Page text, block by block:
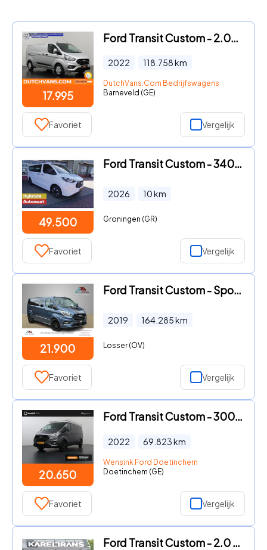
17.995
Ford Transit Custom - 2.0TDCi 130PK Lang | Werkplaatinrichting | Navigatie | Camer
2022 118.758km
DutchVans.Com Bedrijfswagens
Barneveld (GE)
Favoriet Vergelijk
49.500
Ford Transit Custom - 340L 2.5 PHEV 233PK L2H1 Trend 9 Persoons PHEV Automaat Nr.
2026 10km
Groningen (GR)
Favoriet Vergelijk
21.900
Ford Transit Custom - Sport 2.0 TDCI 185PK Lang Dubbelcabine/ 2x schuifdeur / LED
2019 164.285km
Losser (OV)
Favoriet Vergelijk
20.650
Ford Transit Custom - 300 2.0 TDCI L2H1 Trend
2022 69.823km
Wensink Ford Doetinchem
Doetinchem (GE)
Favoriet Vergelijk
Ford Transit Custom - 2.0 TDCI 130 | Aut. | KAR-edition | Inrichting | Cruise | Ai